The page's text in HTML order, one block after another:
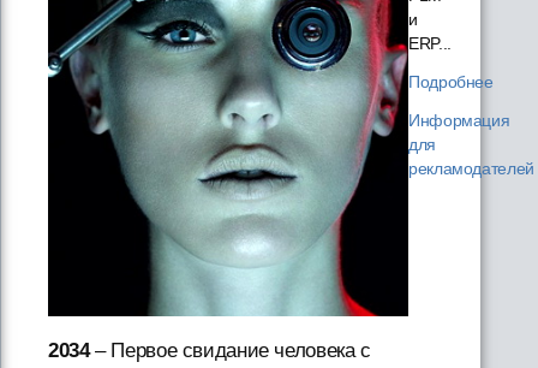
2034– Первое свидание человека с
и
ERP...
Подробнее
Информация
для
рекламодателей